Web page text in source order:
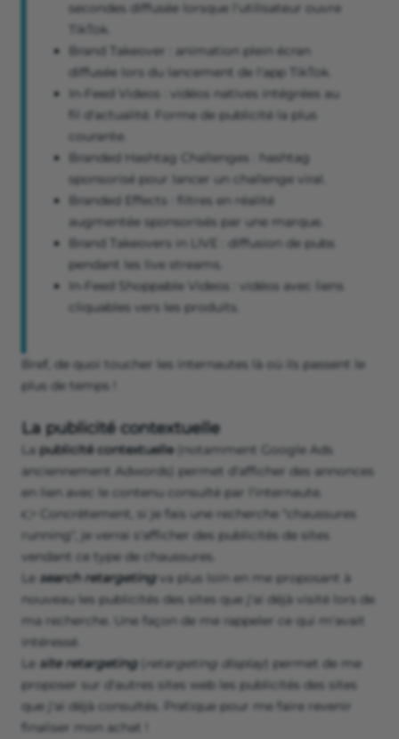
secondes diffusée lorsque l'utilisateur ouvre
TikTok.
Brand Takeover : animation plein écran
diffusée lors du lancement de l'app TikTok.
In-Feed Videos : vidéos natives intégrées au
fil d'actualité. Forme de publicité la plus
courante.
Branded Hashtag Challenges : hashtag
sponsorisé pour lancer un challenge viral.
Branded Effects : filtres en réalité
augmentée sponsorisés par une marque.
Brand Takeovers in LIVE : diffusion de pubs
pendant les live streams.
In-Feed Shoppable Videos : vidéos avec liens
cliquables vers les produits.
Bref, de quoi toucher les internautes là où ils passent le
plus de temps !
La publicité contextuelle
La publicité contextuelle(notamment Google Ads
anciennement Adwords) permet d'afficher des annonces
en lien avec le contenu consulté par l'internaute.
👉 Concrètement, si je fais une recherche "chaussures
running", je verrai s'afficher des publicités de sites
vendant ce type de chaussures.
Le search retargetingva plus loin en me proposant à
nouveau les publicités des sites que j'ai déjà visité lors de
ma recherche. Une façon de me rappeler ce qui m'avait
intéressé.
Le site retargeting( retargeting display
) permet de me
proposer sur d'autres sites web les publicités des sites
que j'ai déjà consultés. Pratique pour me faire revenir
finaliser mon achat !